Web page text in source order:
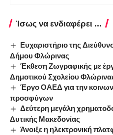
Ίσως να ενδιαφέρει ...
Ευχαριστήριο της
Δήμου Φλώρινας
Έκθεση Ζωγραφικής με
Δημοτικού Σχολείου
Έργο ΟΑΕΔ για την
προσφύγων
Δεύτερη μεγάλη
Δυτικής Μακεδονίας
Άνοιξε η ηλεκτρονική